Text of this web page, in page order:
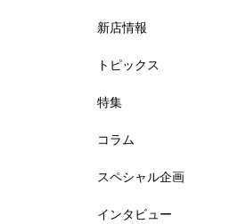
新店情報
トピックス
特集
コラム
スペシャル企画
インタビュー